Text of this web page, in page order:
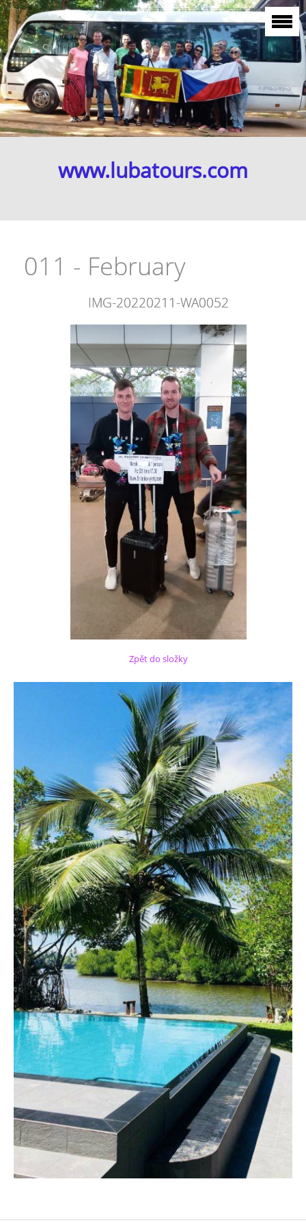
www.lubatours.com
011 - February
IMG-20220211-WA0052
Zpět do složky